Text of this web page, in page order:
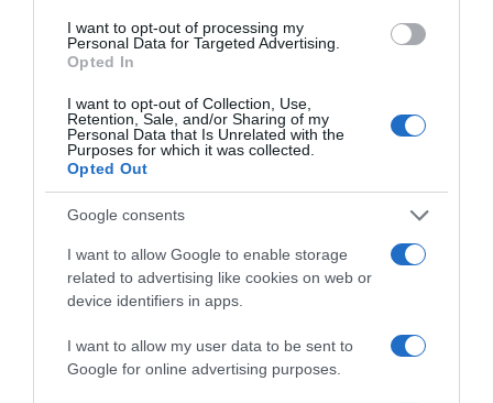
I want to opt-out of processing my
Personal Data for Targeted Advertising.
Opted In
I want to opt-out of Collection, Use,
Retention, Sale, and/or Sharing of my
Personal Data that Is Unrelated with the
Purposes for which it was collected.
Opted Out
Google consents
I want to allow Google to enable storage
related to advertising like cookies on web or
device identifiers in apps.
I want to allow my user data to be sent to
Google for online advertising purposes.
ΑΘΛΗΤΙΚΑ
Παγκόσμιο Κ20: Ασημένιο μετάλλιο
στο μήκος για την Έβελυν
Μητροπούλου – Το άλμα των 6,44
μέτρων που την ανέβασε στο βάθρο
Η αθλήτρια κατέκτησε το πρώτο ελληνικό μετάλλιο στο
μήκος στην ιστορία της διοργάνωσης στις γυναίκες